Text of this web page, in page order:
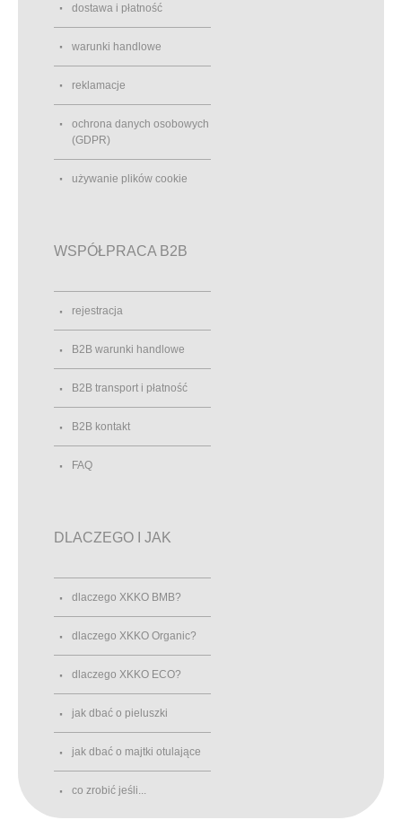
dostawa i płatność
warunki handlowe
reklamacje
ochrona danych osobowych
(GDPR)
używanie plików cookie
WSPÓŁPRACA B2B
rejestracja
B2B warunki handlowe
B2B transport i płatność
B2B kontakt
FAQ
DLACZEGO I JAK
dlaczego XKKO BMB?
dlaczego XKKO Organic?
dlaczego XKKO ECO?
jak dbać o pieluszki
jak dbać o majtki otulające
co zrobić jeśli...